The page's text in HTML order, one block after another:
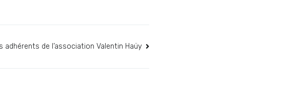
de l’association Valentin Haüy